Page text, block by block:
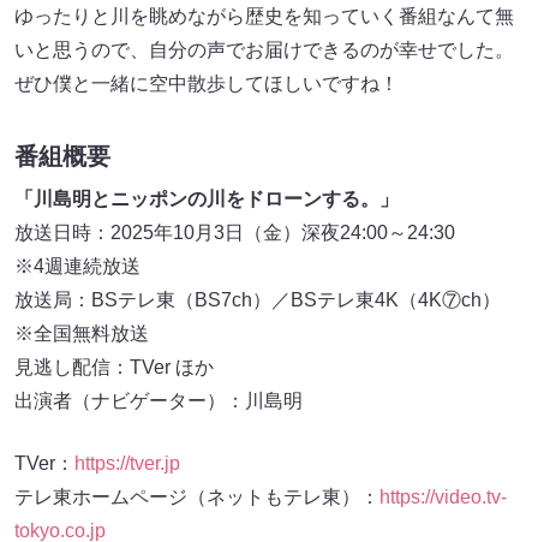
ゆったりと川を眺めながら歴史を知っていく番組なんて無
いと思うので、自分の声でお届けできるのが幸せでした。
ぜひ僕と一緒に空中散歩してほしいですね！
番組概要
「川島明とニッポンの川をドローンする。」
放送日時：2025年10月3日（金）深夜24:00～24:30
※4週連続放送
放送局：BSテレ東（BS7ch）／BSテレ東4K（4K⑦ch）
※全国無料放送
見逃し配信：TVer ほか
出演者（ナビゲーター）：川島明
TVer： https://tver.jp
テレ東ホームページ（ネットもテレ東）： https://video.tv-
tokyo.co.jp